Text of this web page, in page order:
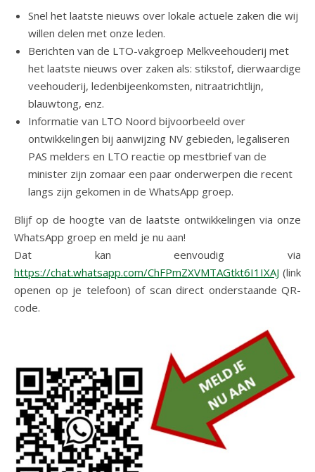
Snel het laatste nieuws over lokale actuele zaken die wij
willen delen met onze leden.
Berichten van de LTO-vakgroep Melkveehouderij met
het laatste nieuws over zaken als: stikstof, dierwaardige
veehouderij, ledenbijeenkomsten, nitraatrichtlijn,
blauwtong, enz.
Informatie van LTO Noord bijvoorbeeld over
ontwikkelingen bij aanwijzing NV gebieden, legaliseren
PAS melders en LTO reactie op mestbrief van de
minister zijn zomaar een paar onderwerpen die recent
langs zijn gekomen in de WhatsApp groep.
Blijf op de hoogte van de laatste ontwikkelingen via onze
WhatsApp groep en meld je nu aan!
Dat kan eenvoudig via
https://chat.whatsapp.com/ChFPmZXVMTAGtkt6I1IXAJ (link
openen op je telefoon) of scan direct onderstaande QR-
code.